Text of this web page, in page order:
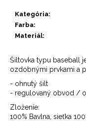
Kategória:
Farba:
Materiál:
Šiltovka typu baseball
ozdobnými prvkami a
- ohnutý šilt
- regulovaný obvod /
Zloženie:
100% Bavlna, sieťka